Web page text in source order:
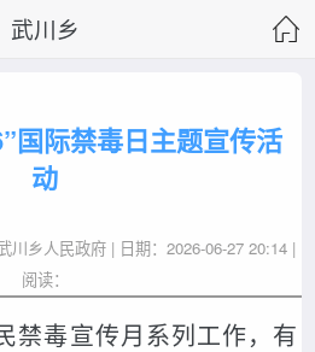
武川乡
国际禁毒日主题宣传活
动
川乡人民政府 | 日期：2026-06-27 20:14 |
阅读：
禁毒宣传月系列工作，有